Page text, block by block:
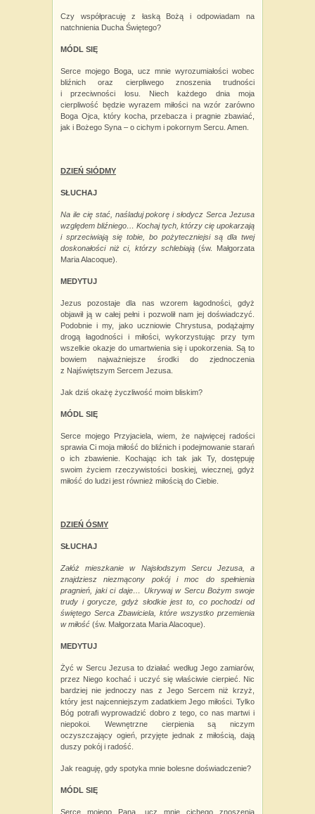
Czy współpracuję z łaską Bożą i odpowiadam na
natchnienia Ducha Świętego?
MÓDL SIĘ
Serce mojego Boga, ucz mnie wyrozumiałości wobec
bliźnich oraz cierpliwego znoszenia trudności
i
przeciwności losu. Niech każdego dnia moja
cierpliwość będzie wyrazem miłości na wzór zarówno
Boga Ojca, który kocha, przebacza i pragnie zbawiać,
jak i Bożego Syna – o cichym i pokornym Sercu. Amen.
DZIEŃ SIÓDMY
SŁUCHAJ
Na ile cię stać, naśladuj pokorę i słodycz Serca Jezusa
względem bliźniego… Kochaj tych, którzy cię upokarzają
i sprzeciwiają się tobie, bo pożyteczniejsi są dla twej
doskonałości niż ci, którzy schlebiają(św. Małgorzata
Maria Alacoque).
MEDYTUJ
Jezus pozostaje dla nas wzorem łagodności, gdyż
objawił ją w całej pełni i pozwolił nam jej doświadczyć.
Podobnie i my, jako uczniowie Chrystusa, podążajmy
drogą łagodności i miłości, wykorzystując przy tym
wszelkie okazje do umartwienia się i upokorzenia. Są to
bowiem najważniejsze środki do zjednoczenia
z Najświętszym Sercem Jezusa.
Jak dziś okażę życzliwość moim bliskim?
MÓDL SIĘ
Serce mojego Przyjaciela, wiem, że najwięcej radości
sprawia Ci moja miłość do bliźnich i podejmowanie starań
o ich zbawienie. Kochając ich tak jak Ty, dostępuję
swoim życiem rzeczywistości boskiej, wiecznej, gdyż
miłość do ludzi jest również miłością do Ciebie.
DZIEŃ ÓSMY
SŁUCHAJ
Załóż mieszkanie w Najsłodszym Sercu Jezusa, a
znajdziesz niezmącony pokój i moc do spełnienia
pragnień, jaki ci daje… Ukrywaj w Sercu Bożym swoje
trudy i gorycze, gdyż słodkie jest to, co pochodzi od
świętego Serca Zbawiciela, które wszystko przemienia
w miłość (św. Małgorzata Maria Alacoque).
MEDYTUJ
Żyć w Sercu Jezusa to działać według Jego zamiarów,
przez Niego kochać i uczyć się właściwie cierpieć. Nic
bardziej nie jednoczy nas z Jego Sercem niż krzyż,
który jest najcenniejszym zadatkiem Jego miłości. Tylko
Bóg potrafi wyprowadzić dobro z tego, co nas martwi i
niepokoi. Wewnętrzne cierpienia są niczym
oczyszczający ogień, przyjęte jednak z miłością, dają
duszy pokój i radość.
Jak reaguję, gdy spotyka mnie bolesne doświadczenie?
MÓDL SIĘ
Serce mojego Pana, ucz mnie cichego znoszenia